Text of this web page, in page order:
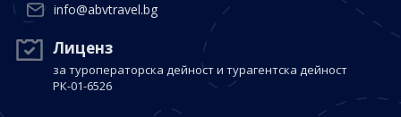
Почивка в Мексико
Свържете се с нас
0700 40 200
info@abvtravel.bg
Лиценз
за туроператорска дейност и турагентска дейност
РК-01-6526